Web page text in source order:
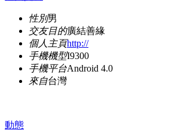
性別男
交友目的廣結善緣
個人主頁http://
手機機型I9300
手機平台Android 4.0
來自台灣
動態